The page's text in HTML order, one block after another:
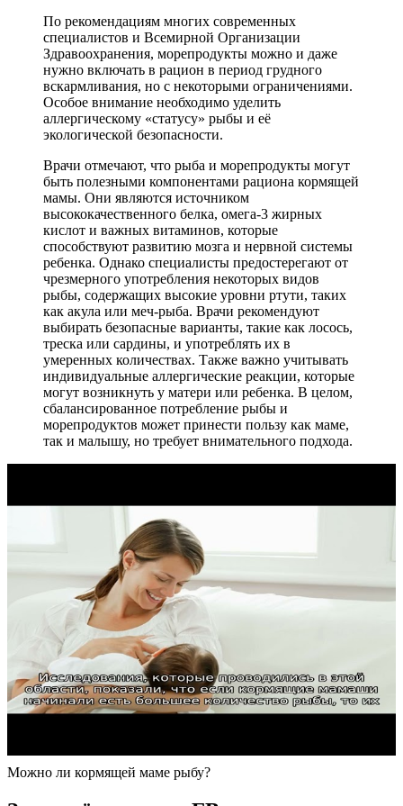
По рекомендациям многих современных
специалистов и Всемирной Организации
Здравоохранения, морепродукты можно и даже
нужно включать в рацион в период грудного
вскармливания, но с некоторыми ограничениями.
Особое внимание необходимо уделить
аллергическому «статусу» рыбы и её
экологической безопасности.
Врачи отмечают, что рыба и морепродукты могут
быть полезными компонентами рациона кормящей
мамы. Они являются источником
высококачественного белка, омега-3 жирных
кислот и важных витаминов, которые
способствуют развитию мозга и нервной системы
ребенка. Однако специалисты предостерегают от
чрезмерного употребления некоторых видов
рыбы, содержащих высокие уровни ртути, таких
как акула или меч-рыба. Врачи рекомендуют
выбирать безопасные варианты, такие как лосось,
треска или сардины, и употреблять их в
умеренных количествах. Также важно учитывать
индивидуальные аллергические реакции, которые
могут возникнуть у матери или ребенка. В целом,
сбалансированное потребление рыбы и
морепродуктов может принести пользу как маме,
так и малышу, но требует внимательного подхода.
Можно ли кормящей маме рыбу?